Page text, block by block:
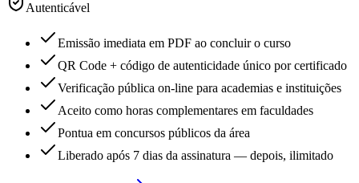
Autenticável
Emissão imediata em PDF ao concluir o curso
QR Code + código de autenticidade único por certificado
Verificação pública on-line para academias e instituições
Aceito como horas complementares em faculdades
Pontua em concursos públicos da área
Liberado após 7 dias da assinatura — depois, ilimitado